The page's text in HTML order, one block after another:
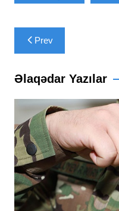
Yazı
naviqasiyası
Prev
Əlaqədar Yazılar